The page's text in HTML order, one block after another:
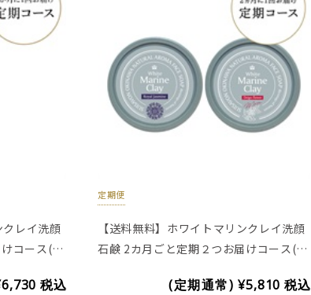
クレイ洗顔
コース(チ
税込
定期便
【送料無料】ホワイトマリンクレイ洗顔
石鹸 2カ月ごと定期２つお届けコース(※
(定期通常) ¥5,810税込